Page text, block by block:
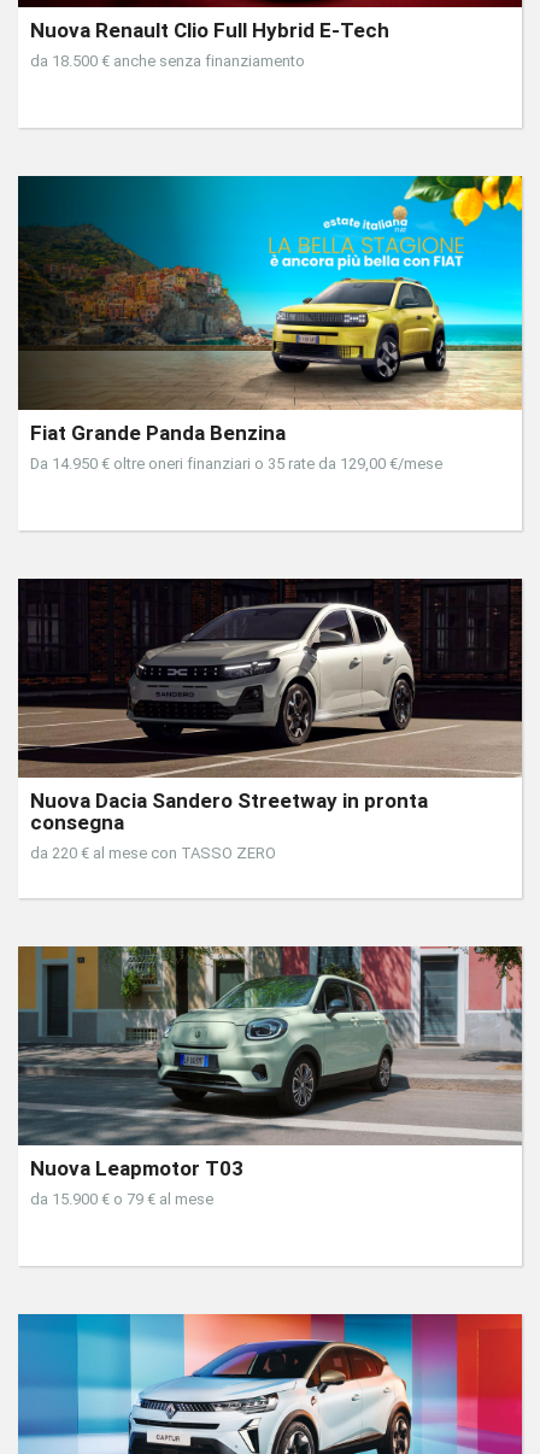
Nuova Renault Clio Full Hybrid E-Tech
da 18.500 € anche senza finanziamento
Fiat Grande Panda Benzina
Da 14.950 € oltre oneri finanziari o 35 rate da 129,00 €/mese
Nuova Dacia Sandero Streetway in pronta
consegna
da 220 € al mese con TASSO ZERO
Nuova Leapmotor T03
da 15.900 € o 79 € al mese